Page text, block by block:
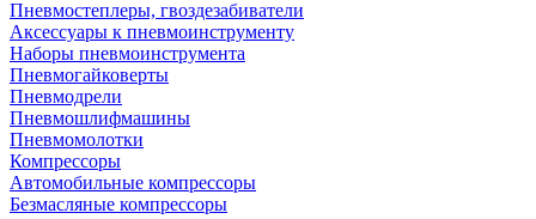
Пневмостеплеры, гвоздезабиватели
Аксессуары к пневмоинструменту
Наборы пневмоинструмента
Пневмогайковерты
Пневмодрели
Пневмошлифмашины
Пневмомолотки
Компрессоры
Автомобильные компрессоры
Безмасляные компрессоры